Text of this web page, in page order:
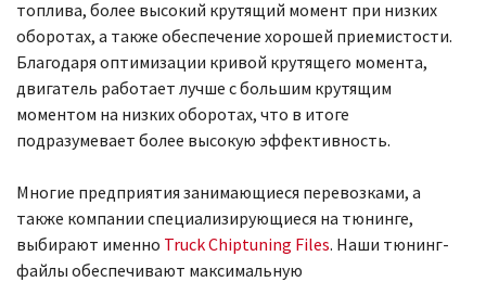
топлива, более высокий крутящий момент при низких
оборотах, а также обеспечение хорошей приемистости.
Благодаря оптимизации кривой крутящего момента,
двигатель работает лучше с большим крутящим
моментом на низких оборотах, что в итоге
подразумевает более высокую эффективность.
Многие предприятия занимающиеся перевозками, а
также компании специализирующиеся на тюнинге,
выбирают именно Truck Chiptuning Files. Наши тюнинг-
файлы обеспечивают максимальную